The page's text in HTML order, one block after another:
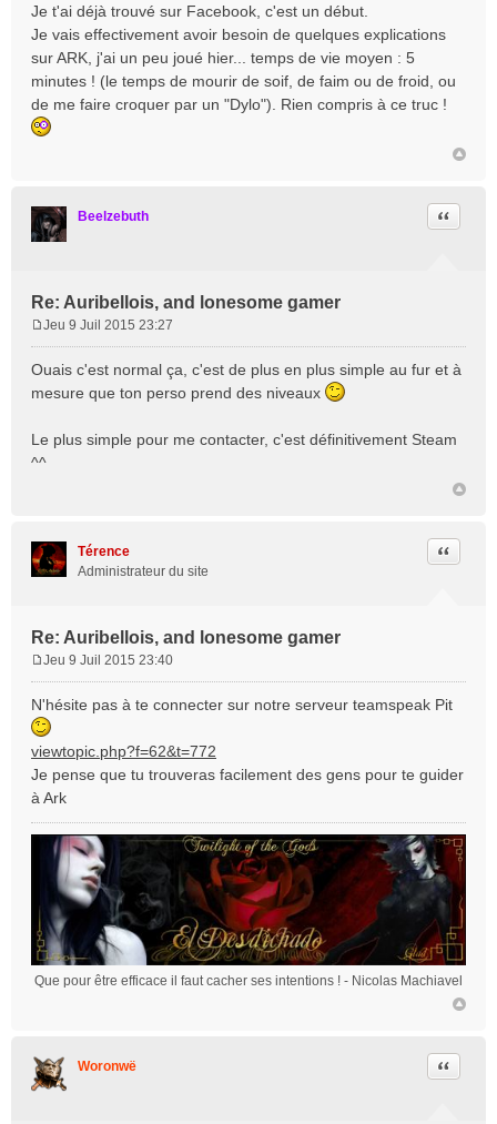
s
s
a
g
e
Je t'ai déjà trouvé sur Facebook, c'est un début.
Je vais effectivement avoir besoin de quelques explications
sur ARK, j'ai un peu joué hier... temps de vie moyen : 5
minutes ! (le temps de mourir de soif, de faim ou de froid, ou
de me faire croquer par un "Dylo"). Rien compris à ce truc !
Beelzebuth
Re: Auribellois, and lonesome gamer
Citation
s
s
g
e
Jeu 9 Juil 2015 23:27
Ouais c'est normal ça, c'est de plus en plus simple au fur et à
mesure que ton perso prend des niveaux
Le plus simple pour me contacter, c'est définitivement Steam
^^
Térence
Administrateur du site
Re: Auribellois, and lonesome gamer
Citation
s
s
a
g
e
Jeu 9 Juil 2015 23:40
N'hésite pas à te connecter sur notre serveur teamspeak Pit
viewtopic.php?f=62&t=772
Je pense que tu trouveras facilement des gens pour te guider
à Ark
Que pour être efficace il faut cacher ses intentions ! - Nicolas Machiavel
Woronwë Citation